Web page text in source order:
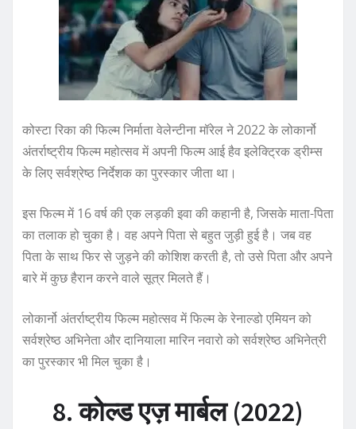
कोस्टा रिका की फिल्म निर्माता वेलेन्टीना मॉरेल ने 2022 के लोकार्नो
अंतर्राष्ट्रीय फिल्म महोत्सव में अपनी फिल्म आई हैव इलेक्ट्रिक ड्रीम्स
के लिए सर्वश्रेष्ठ निर्देशक का पुरस्कार जीता था।
इस फिल्म में 16 वर्ष की एक लड़की इवा की कहानी है, जिसके माता-पिता
का तलाक हो चुका है। वह अपने पिता से बहुत जुड़ी हुई है। जब वह
पिता के साथ फिर से जुड़ने की कोशिश करती है, तो उसे पिता और अपने
बारे में कुछ हैरान करने वाले सूत्र मिलते हैं।
लोकार्नो अंतर्राष्ट्रीय फिल्म महोत्सव में फिल्म के रेनाल्डो एमियन को
सर्वश्रेष्ठ अभिनेता और दानियाला मारिन नवारो को सर्वश्रेष्ठ अभिनेत्री
का पुरस्कार भी मिल चुका है।
8. कोल्ड एज़ मार्बल (2022)